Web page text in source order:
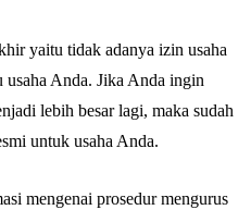
yaitu tidak adanya izin usaha
usaha Anda. Jika Anda ingin
lebih besar lagi, maka sudah
untuk usaha Anda.
mengenai prosedur mengurus